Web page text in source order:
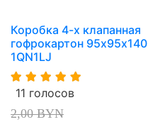
Коробка 4-х клапанная
гофрокартон 95х95х140
1QN1LJ
11 голосов
2,00 BYN